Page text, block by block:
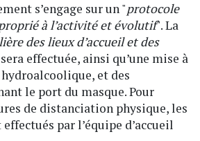
s’engage sur un "protocole
à l’activité et évolutif". La
des lieux d’accueil et des
effectuée, ainsi qu’une mise à
et des
le port du masque. Pour
de distanciation physique, les
par l’équipe d’accueil